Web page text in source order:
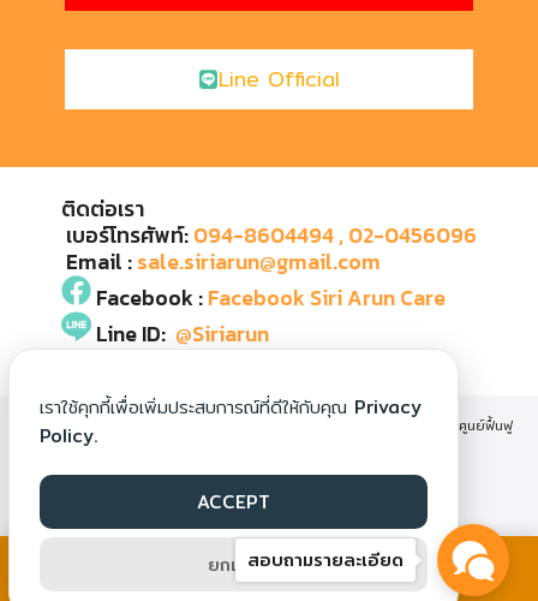
Line Official
ติดต่อเรา
เบอร์โทรศัพท์:094-8604494, 02-0456096
Email :sale.siriarun@gmail.com
Facebook :Facebook Siri Arun Care
Line ID: @Siriarun
SIRIARUNCARE : RECOVERY CARE AND NURSING HOME CENTER ศูนย์ฟื้นฟู
สอบถามรายละเอียด
เราใช้คุกกี้เพื่อเพิ่มประสบการณ์ที่ดีให้กับคุณ Privacy
Policy.
ACCEPT
ยกเลิก